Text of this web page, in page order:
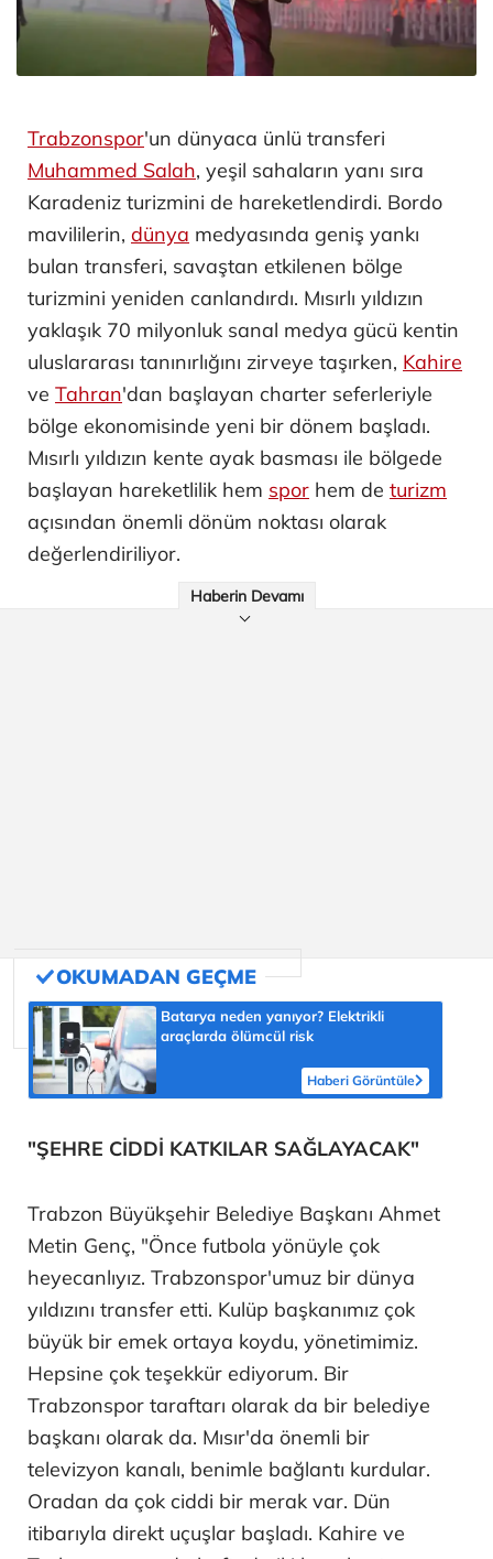
Trabzonspor'un dünyaca ünlü transferi
Muhammed Salah, yeşil sahaların yanı sıra
Karadeniz turizmini de hareketlendirdi. Bordo
mavililerin, dünya medyasında geniş yankı
bulan transferi, savaştan etkilenen bölge
turizmini yeniden canlandırdı. Mısırlı yıldızın
yaklaşık 70 milyonluk sanal medya gücü kentin
uluslararası tanınırlığını zirveye taşırken, Kahire
ve Tahran'dan başlayan charter seferleriyle
bölge ekonomisinde yeni bir dönem başladı.
Mısırlı yıldızın kente ayak basması ile bölgede
başlayan hareketlilik hem spor hem de turizm
açısından önemli dönüm noktası olarak
değerlendiriliyor.
Haberin Devamı
Batarya neden yanıyor? Elektrikli
araçlarda ölümcül risk
Haberi Görüntüle
"ŞEHRE CİDDİ KATKILAR SAĞLAYACAK"
Trabzon Büyükşehir Belediye Başkanı Ahmet
Metin Genç, "Önce futbola yönüyle çok
heyecanlıyız. Trabzonspor'umuz bir dünya
yıldızını transfer etti. Kulüp başkanımız çok
büyük bir emek ortaya koydu, yönetimimiz.
Hepsine çok teşekkür ediyorum. Bir
Trabzonspor taraftarı olarak da bir belediye
başkanı olarak da. Mısır'da önemli bir
televizyon kanalı, benimle bağlantı kurdular.
Oradan da çok ciddi bir merak var. Dün
itibarıyla direkt uçuşlar başladı. Kahire ve